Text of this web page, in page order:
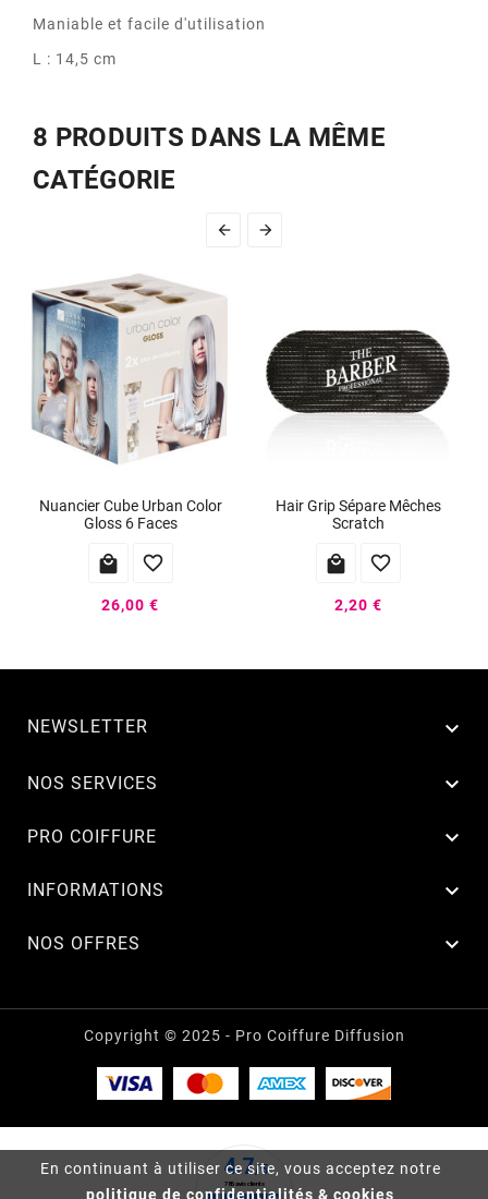
En continuant à utiliser ce site, vous acceptez notre
politique de confidentialités & cookies
Maniable et facile d'utilisation
L : 14,5 cm
8 PRODUITS DANS LA MÊME
CATÉGORIE
 
Nuancier Cube Urban Color
Gloss 6 Faces
 
26,00 €
Hair Grip Sépare Mêches
Scratch
 
2,20 €
NEWSLETTER 
NOS SERVICES 
PRO COIFFURE 
INFORMATIONS 
NOS OFFRES 
Copyright © 2025 - Pro Coiffure Diffusion